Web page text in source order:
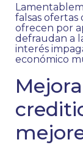
falsas ofertas
ofrecen por
defraudan a
interés
económico